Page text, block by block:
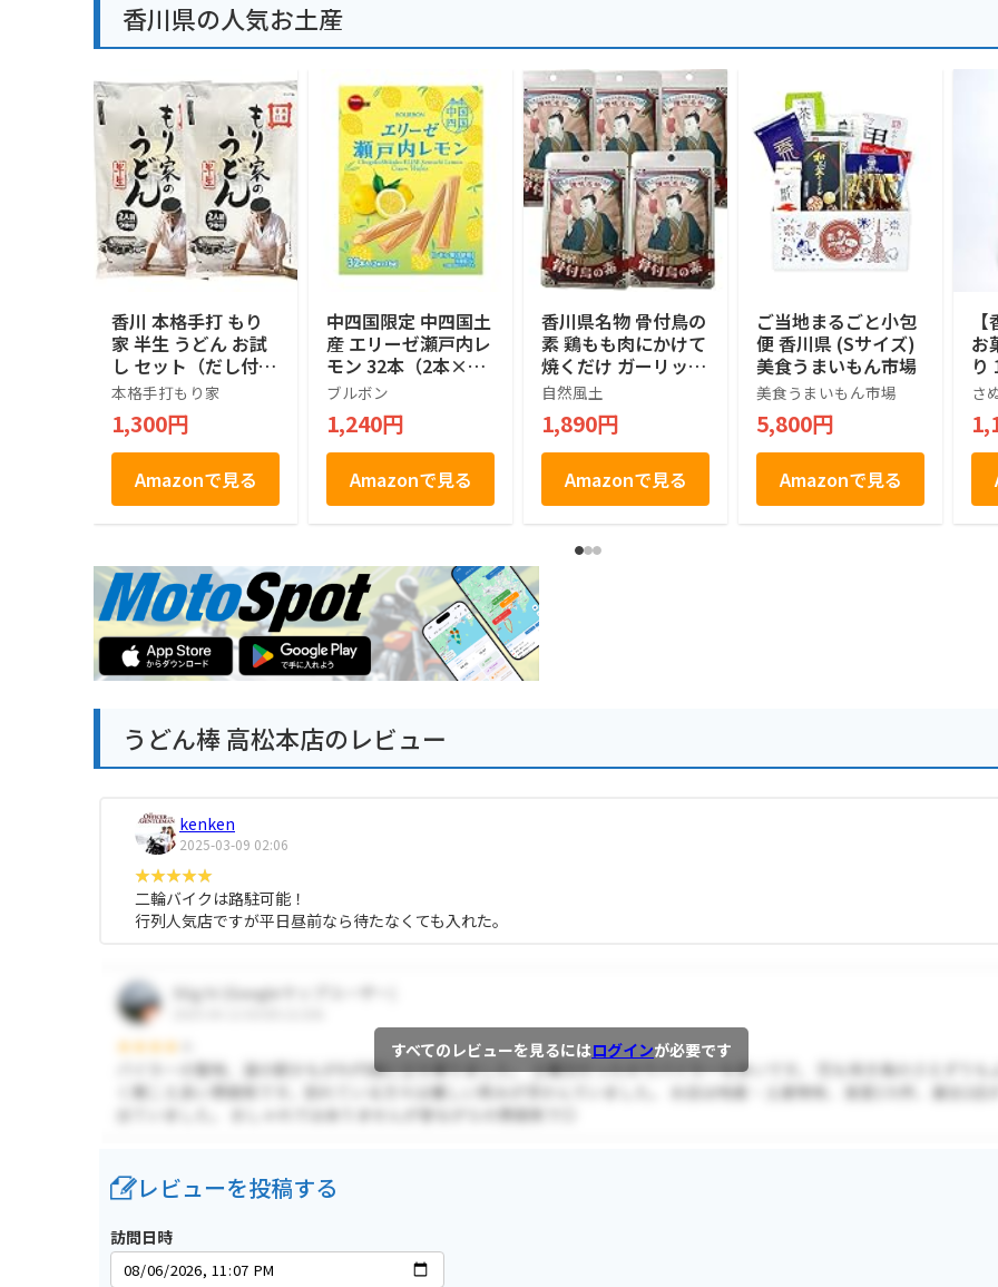
香川県の人気お土産
香川 本格手打 もり
家 半生 うどん お試
し セット（だし付
き） 【年間15万人が
訪れる香川屈指の人
気店】 讃岐うどん
さぬきうどん 4人前
本格手打もり家
1,300円
Amazonで見る
中四国限定 中四国土
産 エリーゼ瀬戸内レ
モン 32本（2本×16
袋）
ブルボン
1,240円
Amazonで見る
香川県名物 骨付鳥の
素 鶏もも肉にかけて
焼くだけ ガーリック
×スパイスの本格お
つまみ（5個入） ガ
ーリックパウダー ス
パイス チキン にん
にくパウダー 鳥もも
肉 骨付き３～4本分
自然風土
1,890円
Amazonで見る
ご当地まるごと小包
便 香川県 (Sサイズ)
美食うまいもん市場
美食うまいもん市場
5,800円
Amazonで見る
お
り
プ)
さ
うどん棒 高松本店のレビュー
kenken
2025-03-09 02:06
二輪バイクは路駐可能！
行列人気店ですが平日昼前なら待たなくても入れた。
すべてのレビューを見るにはログインが必要です
レビューを投稿する
訪問日時